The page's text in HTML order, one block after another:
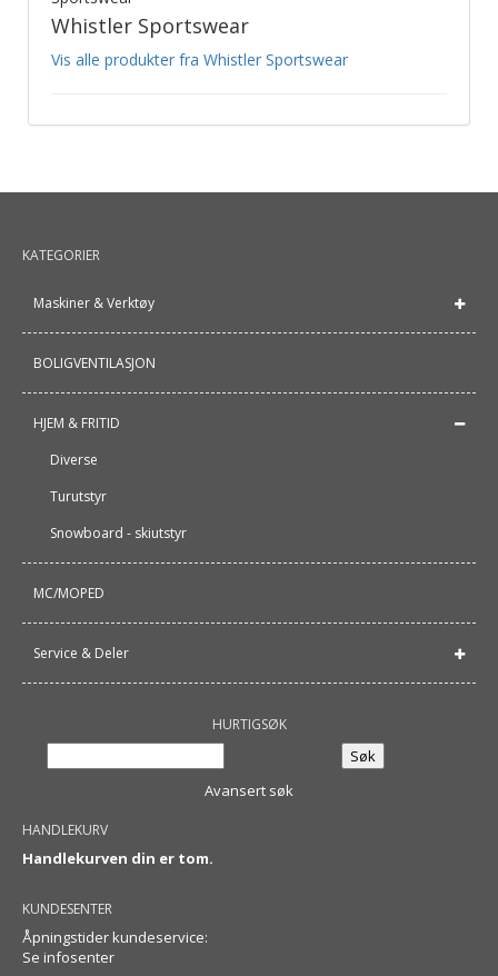
Whistler Sportswear
Vis alle produkter fra Whistler Sportswear
KATEGORIER
Maskiner & Verktøy
BOLIGVENTILASJON
HJEM & FRITID
Diverse
Turutstyr
Snowboard - skiutstyr
MC/MOPED
Service & Deler
HURTIGSØK
Avansert søk
HANDLEKURV
Handlekurven din er tom.
KUNDESENTER
Åpningstider kundeservice:
Se infosenter